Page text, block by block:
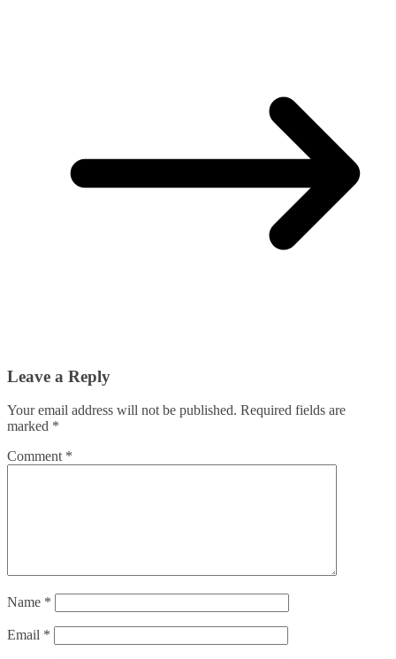
Leave a Reply
Your email address will not be published. Required fields are
marked *
Comment *
Name *
Email *